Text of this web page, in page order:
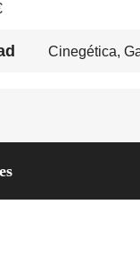
Cinegética,